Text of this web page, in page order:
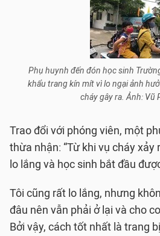
Phụ huynh đến đón học sinh
khẩu trang kín mít vì lo ngại ảnh
cháy gây ra. Ảnh: Vũ
Trao đổi với phóng viên, một
thừa nhận: “Từ khi vụ cháy xảy
lo lắng và học sinh bắt đầu
Tôi cũng rất lo lắng, nhưng
đâu nên vẫn phải ở lại và cho
Bởi vậy, cách tốt nhất là trang